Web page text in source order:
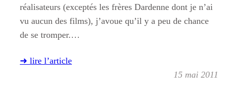
réalisateurs (exceptés les frères Dardenne dont je n’ai
vu aucun des films), j’avoue qu’il y a peu de chance
de se tromper.…
➜ lire l’article
15 mai 2011